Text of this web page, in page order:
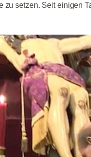
zu setzen. Seit einigen